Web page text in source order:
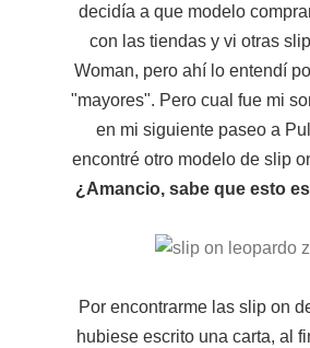
decidía a que modelo
con las tiendas y vi otras
Woman, pero ahí lo entendí
"mayores". Pero cual fue mi
en mi siguiente paseo a
encontré otro modelo de slip
¿Amancio, sabe que esto
Por encontrarme las slip on
hubiese escrito una carta, al